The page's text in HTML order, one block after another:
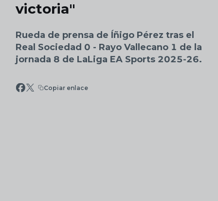
victoria"
Rueda de prensa de Íñigo Pérez tras el
Real Sociedad 0 - Rayo Vallecano 1 de la
jornada 8 de LaLiga EA Sports 2025-26.
Copiar enlace